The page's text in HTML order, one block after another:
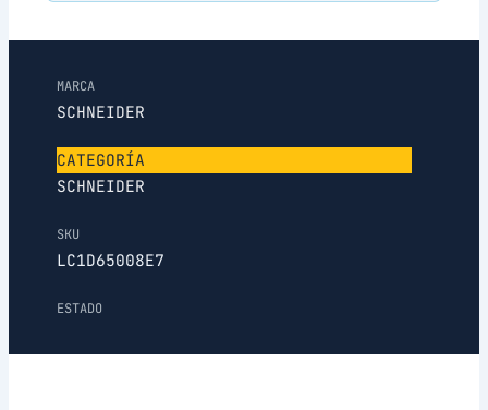
MARCA
SCHNEIDER
CATEGORÍA
SCHNEIDER
SKU
LC1D65008E7
ESTADO